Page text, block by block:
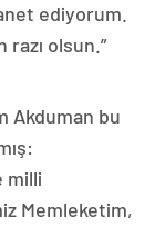
ediyorum.
razı olsun.”
Akduman bu
milli
Memleketim,